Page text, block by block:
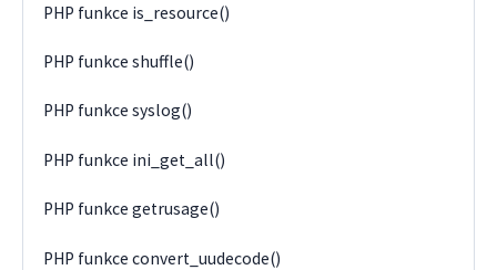
PHP funkce is_resource()
PHP funkce shuffle()
PHP funkce syslog()
PHP funkce ini_get_all()
PHP funkce getrusage()
PHP funkce convert_uudecode()